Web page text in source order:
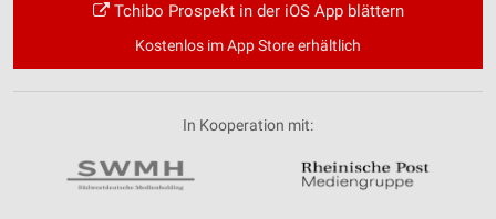
Tchibo Prospekt in der iOS App blättern
Kostenlos im App Store erhältlich
In Kooperation mit: